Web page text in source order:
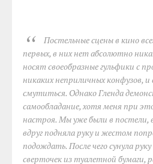
Постельные сцены в кино
первых, в них нет абсолютно
носят своеобразные гульфики с
никаких неприличных конфузов,
смутиться. Однако Гленда
самообладание, хотя меня при
настроя. Мы уже были в постели,
вдруг подняла руку и жестом
подождать. После чего сунула
сверточек из туалетной бумаги,